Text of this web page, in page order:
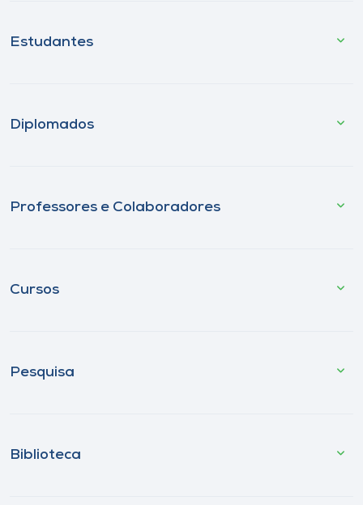
Estudantes
Diplomados
Professores e Colaboradores
Cursos
Pesquisa
Biblioteca